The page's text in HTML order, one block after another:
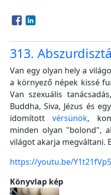
Opens in a new window
Opens in a new
313.
Van egy olyan hely a
a környező népek kissé
Van szexuális
Buddha, Siva, Jézus és
idomítottvérsünök,
minden olyan "bolond",
világot akarja megváltani.
https://youtu.be/
Könyvlap kép